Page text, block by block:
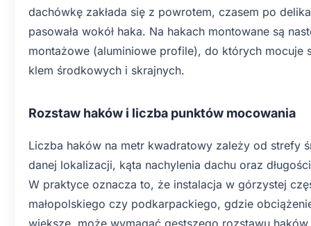
dachówkę zakłada się z powrotem, czasem po
pasowała wokół haka. Na hakach montowane są
montażowe (aluminiowe profile), do których mocuje
klem środkowych i skrajnych.
Rozstaw haków i liczba punktów mocowania
Liczba haków na metr kwadratowy zależy od strefy
danej lokalizacji, kąta nachylenia dachu oraz
W praktyce oznacza to, że instalacja w górzystej
małopolskiego czy podkarpackiego, gdzie
większe, może wymagać gęstszego rozstawu haków